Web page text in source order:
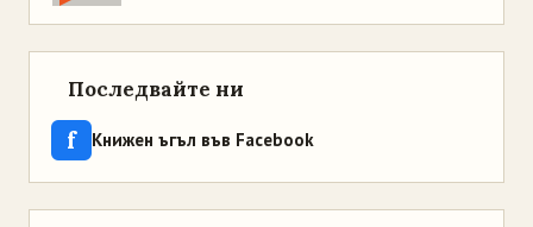
Последвайте ни
f Книжен ъгъл във Facebook